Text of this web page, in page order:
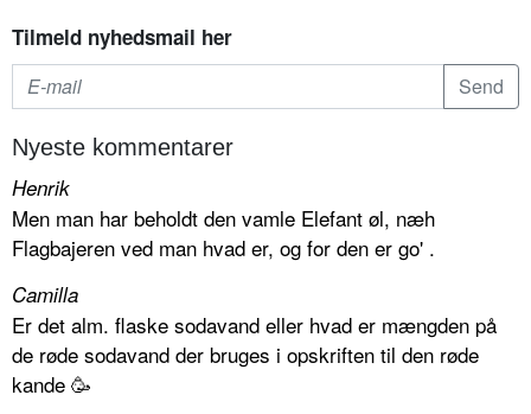
Tilmeld nyhedsmail her
Nyeste kommentarer
Henrik
Men man har beholdt den vamle Elefant øl, næh
Flagbajeren ved man hvad er, og for den er go' .
Camilla
Er det alm. flaske sodavand eller hvad er mængden på
de røde sodavand der bruges i opskriften til den røde
kande 🥳